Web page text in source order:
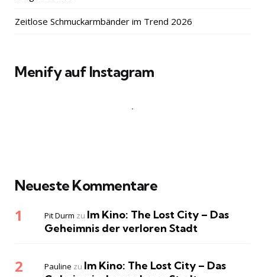
Zeitlose Schmuckarmbänder im Trend 2026
Menify auf Instagram
Neueste Kommentare
Pit Durm zu Im Kino: The Lost City – Das
Geheimnis der verloren Stadt
Pauline zu Im Kino: The Lost City – Das